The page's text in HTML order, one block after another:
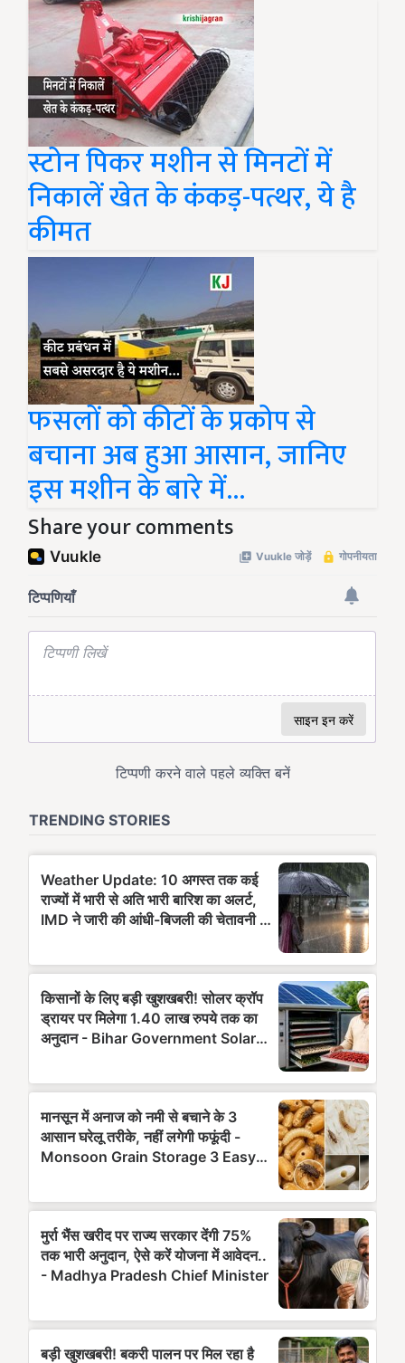
स्टोन पिकर मशीन से मिनटों में
निकालें खेत के कंकड़-पत्थर, ये है
कीमत
फसलों को कीटों के प्रकोप से
बचाना अब हुआ आसान, जानिए
इस मशीन के बारे में...
Share your comments